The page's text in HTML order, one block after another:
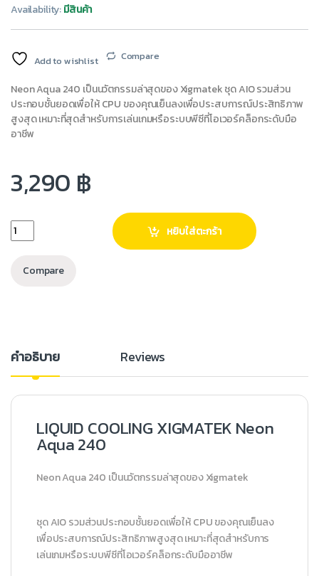
Availability:มีสินค้า
Add to wishlist Compare
Neon Aqua 240 เป็นนวัตกรรมล่าสุดของ Xigmatek ชุด AIO รวมส่วน
ประกอบชั้นยอดเพื่อให้ CPU ของคุณเย็นลงเพื่อประสบการณ์ประสิทธิภาพ
สูงสุด เหมาะที่สุดสำหรับการเล่นเกมหรือระบบพีซีที่โอเวอร์คล็อกระดับมือ
อาชีพ
3,290 ฿
หยิบใส่ตะกร้า
Compare
คำอธิบาย Reviews
LIQUID COOLING XIGMATEK Neon
Aqua 240
Neon Aqua 240 เป็นนวัตกรรมล่าสุดของ Xigmatek
ชุด AIO รวมส่วนประกอบชั้นยอดเพื่อให้ CPU ของคุณเย็นลง
เพื่อประสบการณ์ประสิทธิภาพสูงสุด เหมาะที่สุดสำหรับการ
เล่นเกมหรือระบบพีซีที่โอเวอร์คล็อกระดับมืออาชีพ